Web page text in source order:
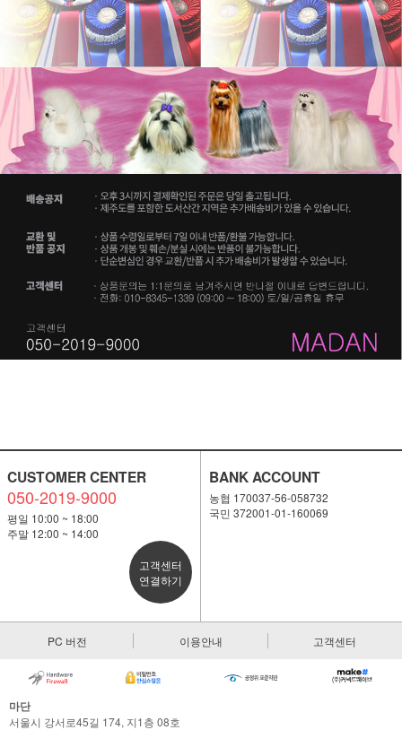
CUSTOMER CENTER
050-2019-9000
평일 10:00 ~ 18:00
주말 12:00 ~ 14:00
고객센터
연결하기
BANK ACCOUNT
농협 170037-56-058732
국민 372001-01-160069
PC 버전 이용안내 고객센터
마단
서울시 강서로45길 174, 지1층 08호